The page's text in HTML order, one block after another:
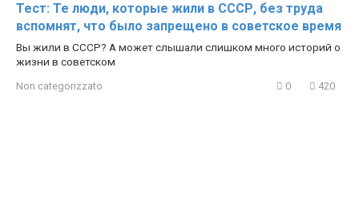
Тест: Те люди, которые жили в СССР, без труда
вспомнят, что было запрещено в советское время
Вы жили в СССР? А может слышали слишком много историй о
жизни в советском
Non categorizzato 0 420